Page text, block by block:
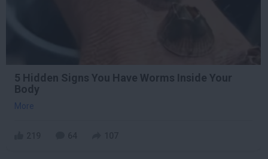
5 Hidden Signs You Have Worms Inside Your
Body
More